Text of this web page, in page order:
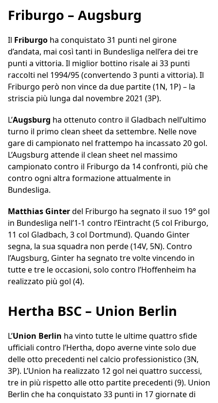
Friburgo – Augsburg
Il Friburgo ha conquistato 31 punti nel girone
d’andata, mai così tanti in Bundesliga nell’era dei tre
punti a vittoria. Il miglior bottino risale ai 33 punti
raccolti nel 1994/95 (convertendo 3 punti a vittoria). Il
Friburgo però non vince da due partite (1N, 1P) – la
striscia più lunga dal novembre 2021 (3P).
L’Augsburg ha ottenuto contro il Gladbach nell’ultimo
turno il primo clean sheet da settembre. Nelle nove
gare di campionato nel frattempo ha incassato 20 gol.
L’Augsburg attende il clean sheet nel massimo
campionato contro il Friburgo da 14 confronti, più che
contro ogni altra formazione attualmente in
Bundesliga.
Matthias Ginterdel Friburgo ha segnato il suo 19° gol
in Bundesliga nell’1-1 contro l’Eintracht (5 col Friburgo,
11 col Gladbach, 3 col Dortmund). Quando Ginter
segna, la sua squadra non perde (14V, 5N). Contro
l’Augsburg, Ginter ha segnato tre volte vincendo in
tutte e tre le occasioni, solo contro l’Hoffenheim ha
realizzato più gol (4).
Hertha BSC – Union Berlin
L’Union Berlin ha vinto tutte le ultime quattro sfide
ufficiali contro l’Hertha, dopo averne vinte solo due
delle otto precedenti nel calcio professionistico (3N,
3P). L’Union ha realizzato 12 gol nei quattro successi,
tre in più rispetto alle otto partite precedenti (9). Union
Berlin che ha conquistato 33 punti in 17 giornate di